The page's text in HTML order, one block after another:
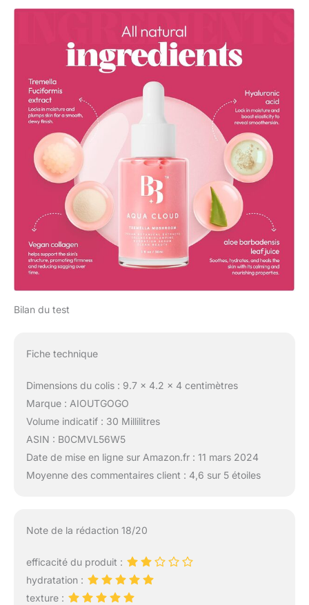
Bilan du test
Fiche technique
Dimensions du colis : 9.7 x 4.2 x 4 centimètres
Marque : AIOUTGOGO
Volume indicatif : 30 Millilitres
ASIN : B0CMVL56W5
Date de mise en ligne sur Amazon.fr : 11 mars 2024
Moyenne des commentaires client : 4,6 sur 5 étoiles
Note de la rédaction 18/20
efficacité du produit :
hydratation :
texture :